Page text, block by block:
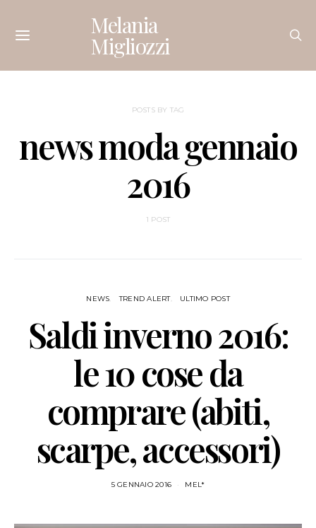
Melania
Migliozzi
POSTS BY TAG
news moda gennaio
2016
1 POST
NEWS TREND ALERT ULTIMO POST
Saldi inverno 2016:
le 10 cose da
comprare (abiti,
scarpe, accessori)
5 GENNAIO 2016 MEL*